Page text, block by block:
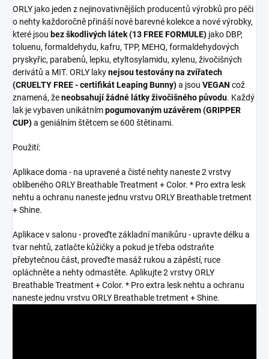
ORLY jako jeden z nejinovativnějších producentů výrobků pro péči
o nehty každoročně přináší nové barevné kolekce a nové výrobky,
které jsou bez škodlivých látek (13 FREE FORMULE) jako DBP,
toluenu, formaldehydu, kafru, TPP, MEHQ, formaldehydových
pryskyřic, parabenů, lepku, etyltosylamidu, xylenu, živočišných
derivátů a MIT. ORLY lakynejsou testovány na zvířatech
(CRUELTY FREE - certifikát Leaping Bunny)a jsou VEGAN což
znamená, ženeobsahují žádné látky živočišného původu. Každý
lak je vybaven unikátnímpogumovaným uzávěrem (GRIPPER
CUP)a geniálním štětcem se 600 štětinami.
Použití:
Aplikace doma - na upravené a čisté nehty naneste 2 vrstvy
oblíbeného ORLY Breathable Treatment + Color. * Pro extra lesk
nehtu a ochranu naneste jednu vrstvu ORLY Breathable tretment
+ Shine.
Aplikace v salonu - proveďte základní manikůru - upravte délku a
tvar nehtů, zatlačte kůžičky a pokud je třeba odstraňte
přebytečnou část, proveďte masáž rukou a zápěstí, ruce
opláchněte a nehty odmastěte. Aplikujte 2 vrstvy ORLY
Breathable Treatment + Color. * Pro extra lesk nehtu a ochranu
naneste jednu vrstvu ORLY Breathable tretment + Shine.